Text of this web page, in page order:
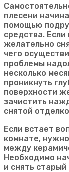
плесени
помощью
средства.
желательно
чего
проблемы
несколько
проникнуть
поверхности
зачистить
снятой
Если встает
комнате,
между
Необходимо
и снять